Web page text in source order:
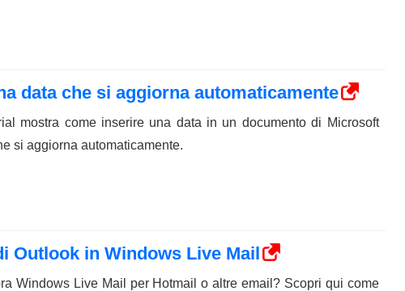
data che si aggiorna automaticamente
mostra come inserire una data in un documento di Microsoft
si aggiorna automaticamente.
Outlook in Windows Live Mail
Windows Live Mail per Hotmail o altre email? Scopri qui come